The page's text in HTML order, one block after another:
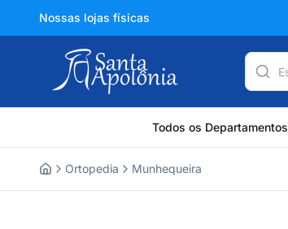
Nossas lojas físicas
Todos os Departamentos
Ortopedia Munhequeira